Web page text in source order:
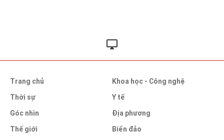
Trang chủ
Thời sự
Góc nhìn
Thế giới
Khoa học - Công nghệ
Y tế
Địa phương
Biển đảo